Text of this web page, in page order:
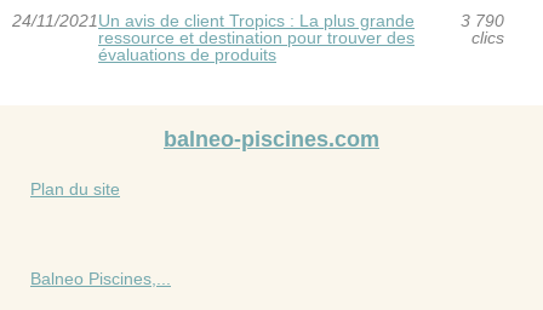
24/11/2021Un avis de client Tropics : La plus grande
ressource et destination pour trouver des
évaluations de produits
3 790
clics
balneo-piscines.com
Plan du site
Balneo Piscines,...